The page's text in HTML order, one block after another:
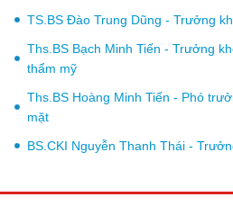
TS.BS Đào Trung Dũng - Trưởng
Ths.BS Bạch Minh Tiến - Trưởng
thẩm mỹ
Ths.BS Hoàng Minh Tiến - Phó
mặt
BS.CKI Nguyễn Thanh Thái -